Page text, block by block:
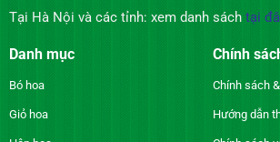
Tại Hà Nội và các tỉnh: xem danh sách tại
Danh mục
Bó hoa
Giỏ hoa
Chính
Chính sách
Hướng dẫn